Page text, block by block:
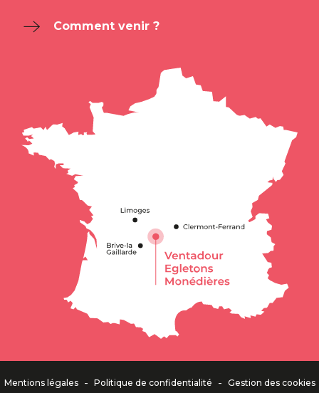
par email
Comment venir ?
Mentions légales - Politique de confidentialité - Gestion des cookies